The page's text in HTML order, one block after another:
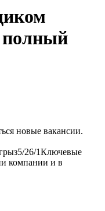
полный
новые вакансии.
5/26/1Ключевые
компании и в